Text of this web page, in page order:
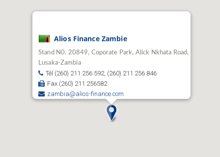
Alios Finance Zambie
Stand N0. 20849, Coporate Park, Alick Nkhata Road,
Lusaka-Zambia
Tél (260) 211 256 592, (260) 211 256 846
Fax (260) 211 256582
zambia@alios-finance.com